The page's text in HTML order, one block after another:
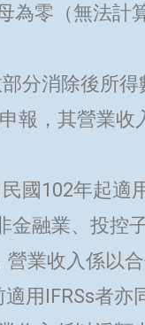
為零（無法計
分消除後所得
報，其營業收
國102年起適
金融業、投控
業收入係以
用IFRSs者亦